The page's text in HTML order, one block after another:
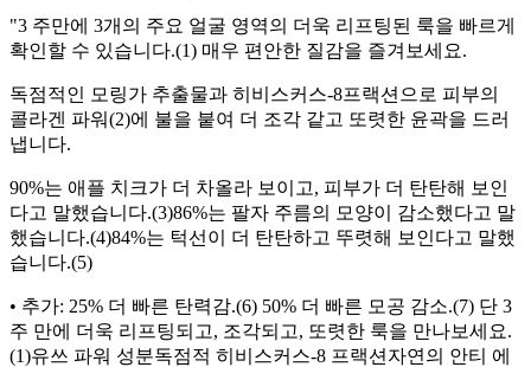
"3 주만에 3개의 주요 얼굴 영역의 더욱 리프팅된 룩을 빠르게
확인할 수 있습니다.(1) 매우 편안한 질감을 즐겨보세요.
독점적인 모링가 추출물과 히비스커스-8프랙션으로 피부의
콜라겐 파워(2)에 불을 붙여 더 조각 같고 또렷한 윤곽을 드러
냅니다.
90%는 애플 치크가 더 차올라 보이고, 피부가 더 탄탄해 보인
다고 말했습니다.(3)86%는 팔자 주름의 모양이 감소했다고 말
했습니다.(4)84%는 턱선이 더 탄탄하고 뚜렷해 보인다고 말했
습니다.(5)
• 추가: 25% 더 빠른 탄력감.(6) 50% 더 빠른 모공 감소.(7) 단 3
주 만에 더욱 리프팅되고, 조각되고, 또렷한 룩을 만나보세요.
(1)유쓰 파워 성분독점적 히비스커스-8 프랙션자연의 안티 에